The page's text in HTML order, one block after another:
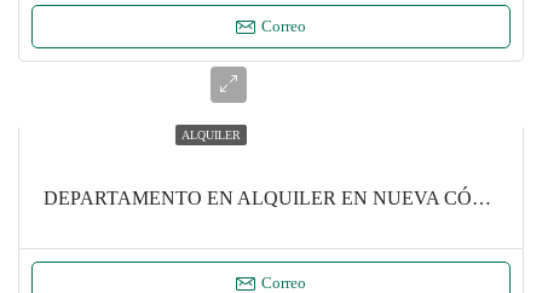
Correo
ALQUILER
DEPARTAMENTO EN ALQUILER EN NUEVA CÓRDOBA- MONOAMBIENTE
Correo